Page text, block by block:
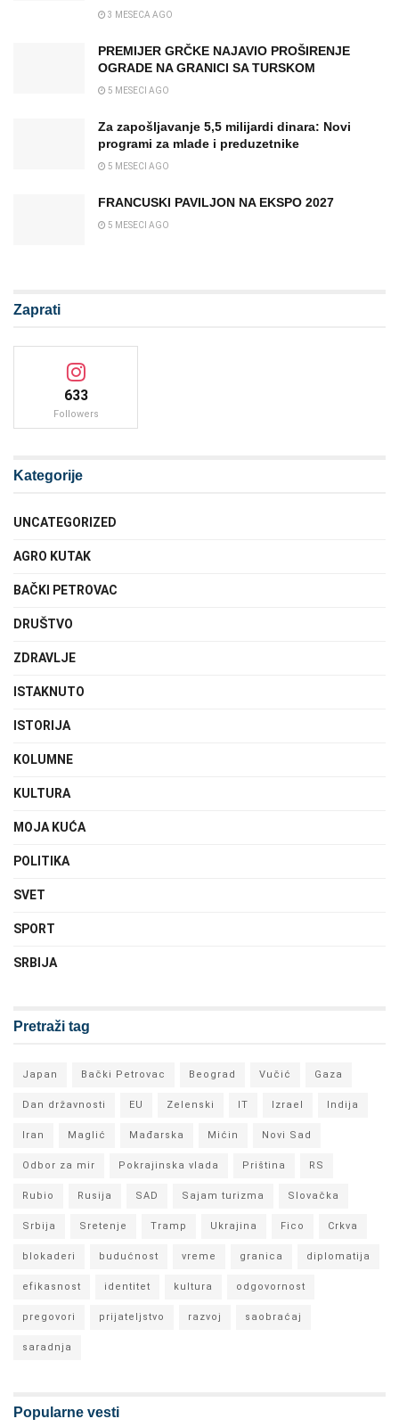
3 MESECA AGO
PREMIJER GRČKE NAJAVIO PROŠIRENJE
OGRADE NA GRANICI SA TURSKOM
5 MESECI AGO
Za zapošljavanje 5,5 milijardi dinara: Novi
programi za mlade i preduzetnike
5 MESECI AGO
FRANCUSKI PAVILJON NA EKSPO 2027
5 MESECI AGO
Zaprati
633
Followers
Kategorije
UNCATEGORIZED
AGRO KUTAK
BAČKI PETROVAC
DRUŠTVO
ZDRAVLJE
ISTAKNUTO
ISTORIJA
KOLUMNE
KULTURA
MOJA KUĆA
POLITIKA
SVET
SPORT
SRBIJA
Pretraži tag
Japan Bački Petrovac Beograd Vučić Gaza
Dan državnosti EU Zelenski IT Izrael Indija
Iran Maglić Mađarska Mićin Novi Sad
Odbor za mir Pokrajinska vlada Priština RS
Rubio Rusija SAD Sajam turizma Slovačka
Srbija Sretenje Tramp Ukrajina Fico Crkva
blokaderi budućnost vreme granica diplomatija
efikasnost identitet kultura odgovornost
pregovori prijateljstvo razvoj saobraćaj
saradnja
Popularne vesti